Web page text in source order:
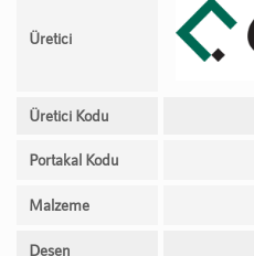
Üretici
Üretici Kodu
Portakal Kodu
Malzeme
Desen